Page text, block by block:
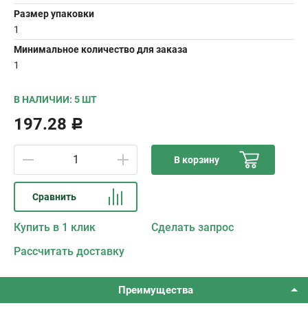
Размер упаковки
1
Минимальное количество для заказа
1
В НАЛИЧИИ: 5 ШТ
197.28 Р
В корзину
Сравнить
Купить в 1 клик
Сделать запрос
Рассчитать доставку
Преимущества